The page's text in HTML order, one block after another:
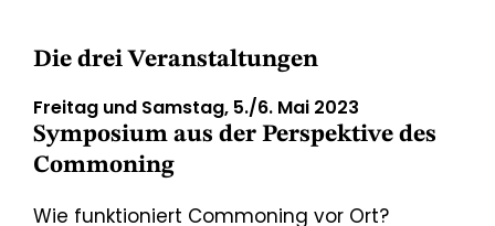
Die drei Veranstaltungen
Freitag und Samstag, 5./6. Mai 2023
Symposium aus der Perspektive des
Commoning
Wie funktioniert Commoning vor Ort?